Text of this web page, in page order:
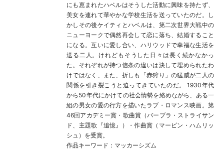
にも恵まれたハベルはそうした活動に興味を持たず、
美女を連れて華やかな学校生活を送っていたのだ。し
かしその後ケイティとハベルは、第二次世界大戦中の
ニューヨークで偶然再会して恋に落ち、結婚すること
になる。互いに愛し合い、ハリウッドで幸福な生活を
送る二人。けれどもそうした日々は長く続かなかっ
た。それぞれが持つ信条の違いは決して埋められたわ
けではなく、また、折しも「赤狩り」の猛威が二人の
関係を引き裂こうと迫ってきていたのだ。 1930年代
から50年代にかけての社会情勢を絡めながら、ある一
組の男女の愛の行方を描いたラブ・ロマンス映画。第
46回アカデミー賞・歌曲賞（バーブラ・ストライサン
ド、主題歌『追憶』）・作曲賞（マービン・ハムリッ
シュ）を受賞。
作品キーワード：マッカーシズム